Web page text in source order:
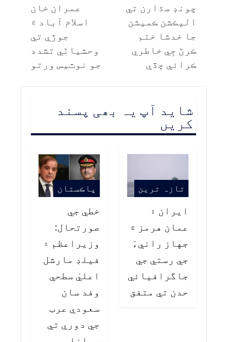
چونڊ سڌارن تي
اليڪشن ڪميشن
جا خدشا ختم
ڪرڻ جِي خاطري
ڪرائي ڇڏي
عمران خان
اسلام آباد ۾
جوڙي تي
وحشياڻي تشدد
جو نوٽيس ورتو
شاید آپ یہ بھی پسند
کریں
تازہ ترین
ايران ۽
عمان هرمز ۾
جهاز رانيءَ
جي رستي جي
جاگرافيائي
حدن تي متفق
پاڪستان
خطي جي
صورتحال:
وزيراعظم ۽
فيلڊ مارشل
اعليٰ سطحي
وفد سان
سعودي عرب
جي دوري تي